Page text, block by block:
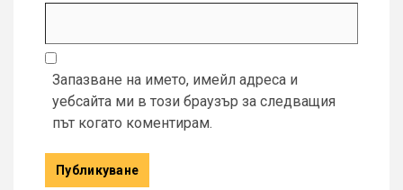
Запазване на името, имейл адреса и
уебсайта ми в този браузър за следващия
път когато коментирам.